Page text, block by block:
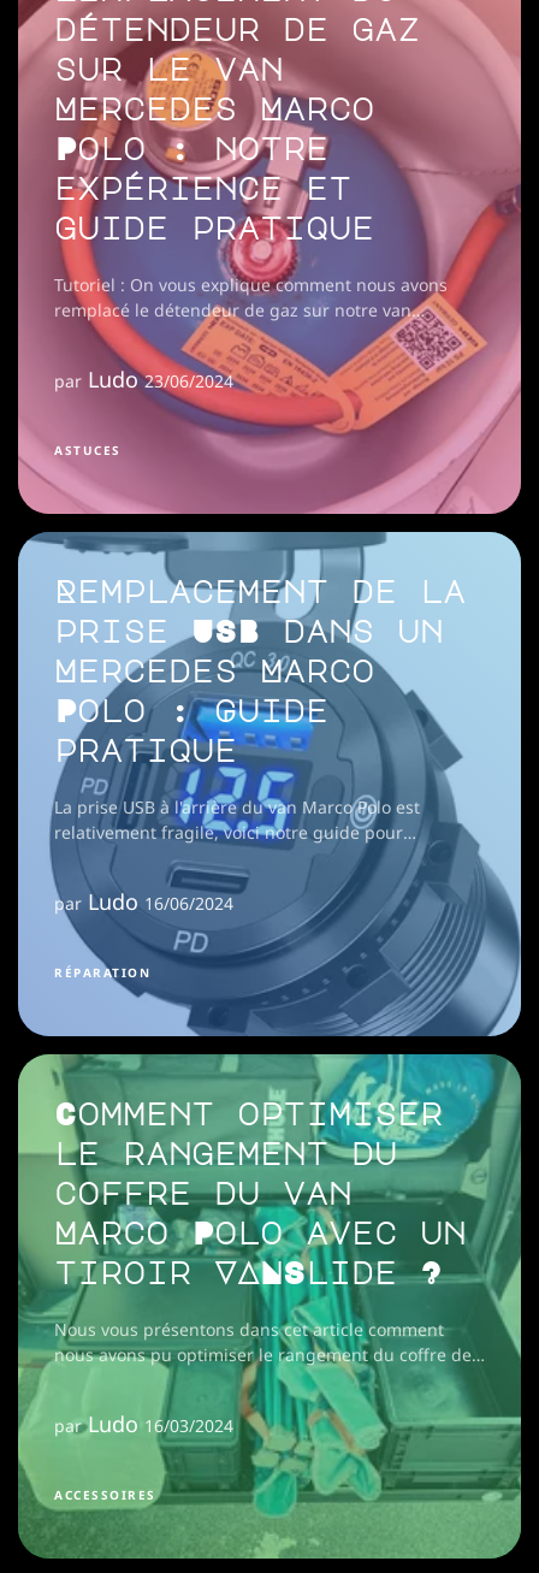
détendeur de gaz
sur le van
Mercedes Marco
Polo : notre
expérience et
guide pratique
Tutoriel : On vous explique comment nous avons
remplacé le détendeur de gaz sur notre van
Mercedes Marco Polo
par Ludo23/06/2024
ASTUCES
Remplacement de la
prise USB dans un
Mercedes Marco
Polo : Guide
pratique
La prise USB à l'arrière du van Marco Polo est
relativement fragile, voici notre guide pour
remplacer cette prise.
par Ludo 16/06/2024
RÉPARATION
Comment optimiser
le rangement du
coffre du van
Marco Polo avec un
tiroir VANSlide ?
Nous vous présentons dans cet article comment
nous avons pu optimiser le rangement du coffre de
notre Van Marco Polo grâce au tiroir de coffre
VANSlide 800.
parLudo 16/03/2024
ACCESSOIRES